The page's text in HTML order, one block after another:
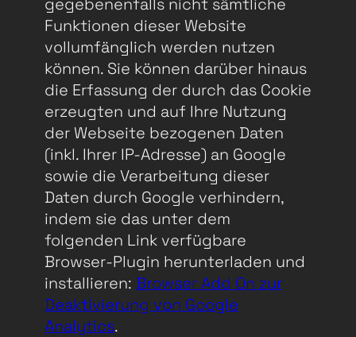
gegebenenfalls nicht sämtliche
Funktionen dieser Website
vollumfänglich werden nutzen
können. Sie können darüber hinaus
die Erfassung der durch das Cookie
erzeugten und auf Ihre Nutzung
der Webseite bezogenen Daten
(inkl. Ihrer IP-Adresse) an Google
sowie die Verarbeitung dieser
Daten durch Google verhindern,
indem sie das unter dem
folgenden Link verfügbare
Browser-Plugin herunterladen und
installieren: Browser Add On zur
Deaktivierung von Google
Analytics.